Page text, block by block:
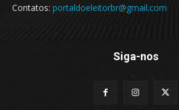
Contatos: portaldoeleitorbr@gmail.com
Siga-nos